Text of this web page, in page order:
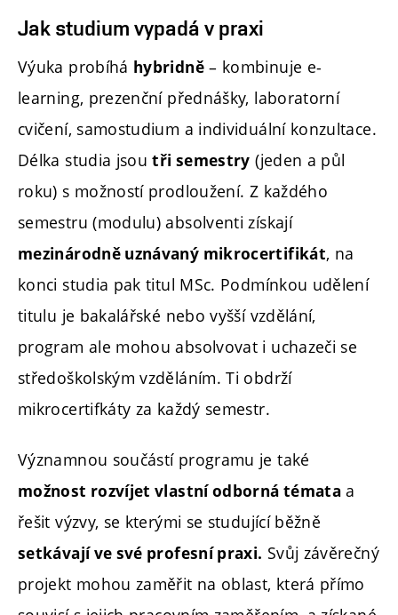
Jak studium vypadá v praxi
Výuka probíhá hybridně– kombinuje e-
learning, prezenční přednášky, laboratorní
cvičení, samostudium a individuální konzultace.
Délka studia jsoutři semestry (jeden a půl
roku) s možností prodloužení. Z každého
semestru (modulu) absolventi získají
mezinárodně uznávaný mikrocertifikát, na
konci studia pak titul MSc. Podmínkou udělení
titulu je bakalářské nebo vyšší vzdělání,
program ale mohou absolvovat i uchazeči se
středoškolským vzděláním. Ti obdrží
mikrocertifkáty za každý semestr.
Významnou součástí programu je také
možnost rozvíjet vlastní odborná témata a
řešit výzvy, se kterými se studující běžně
setkávají ve své profesní praxi. Svůj závěrečný
projekt mohou zaměřit na oblast, která přímo